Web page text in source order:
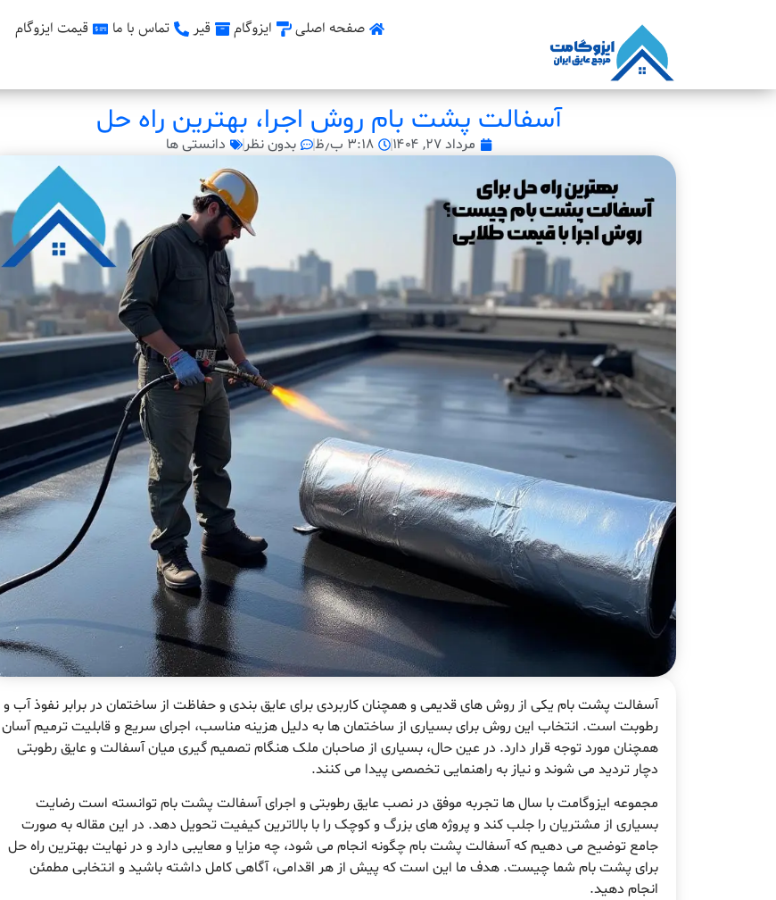
صفحه اصلی ایزوگام قیر تماس با ما قیمت ایزوگام
آسفالت پشت بام روش اجرا، بهترین راه حل
مرداد ۲۷, ۱۴۰۴ ۳:۱۸ ب٫ظ بدون نظر دانستی ها
آسفالت پشت بام یکی از روش های قدیمی و همچنان کاربردی برای عایق بندی و حفاظت از ساختمان در برابر نفوذ آب و
رطوبت است. انتخاب این روش برای بسیاری از ساختمان ها به دلیل هزینه مناسب، اجرای سریع و قابلیت ترمیم آسان
همچنان مورد توجه قرار دارد. در عین حال، بسیاری از صاحبان ملک هنگام تصمیم گیری میان آسفالت و عایق رطوبتی
دچار تردید می شوند و نیاز به راهنمایی تخصصی پیدا می کنند.
مجموعه ایزوگامت با سال ها تجربه موفق در نصب عایق رطوبتی و اجرای آسفالت پشت بام توانسته است رضایت
بسیاری از مشتریان را جلب کند و پروژه های بزرگ و کوچک را با بالاترین کیفیت تحویل دهد. در این مقاله به صورت
جامع توضیح می دهیم که آسفالت پشت بام چگونه انجام می شود، چه مزایا و معایبی دارد و در نهایت بهترین راه حل
برای پشت بام شما چیست. هدف ما این است که پیش از هر اقدامی، آگاهی کامل داشته باشید و انتخابی مطمئن
انجام دهید.